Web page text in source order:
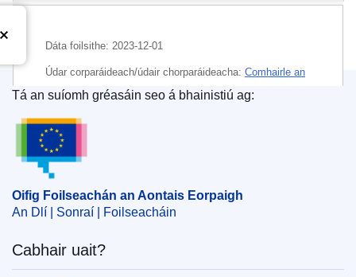
Dáta foilsithe: 2023-12-01
Údar corparáideach/údair chorparáideacha: Comhairle an
Aontais Eorpaigh
IMMC : ST 16292 2023 ADD 1
Oifig Foilseachán an Aontais Eorpaigh
Tá an suíomh gréasáin seo á bhainistiú ag:
Oifig Foilseachán an Aontais Eorpaigh
An Dlí | Sonraí | Foilseacháin
Cabhair uait?